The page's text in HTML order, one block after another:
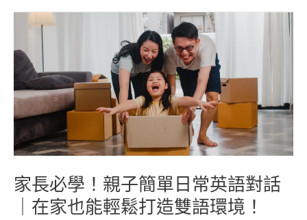
家長必學！親子簡單日常英語對話
｜在家也能輕鬆打造雙語環境！
學！
親
子
簡
單
日
常
英